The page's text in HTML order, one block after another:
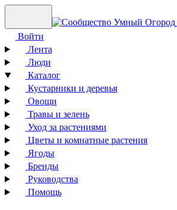
Войти
Лента
Люди
Каталог
Кустарники и деревья
Овощи
Травы и зелень
Уход за растениями
Цветы и комнатные растения
Ягоды
Бренды
Руководства
Помощь